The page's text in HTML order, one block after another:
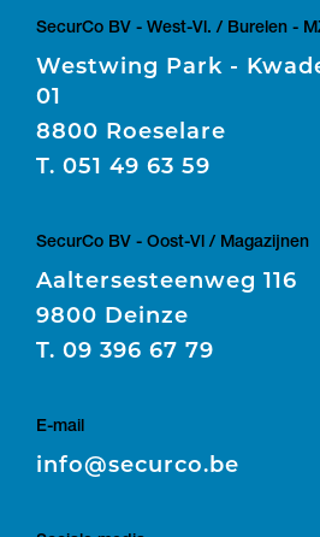
SecurCo BV - West-Vl. / Burelen -
Westwing Park -
01
8800 Roeselare
T. 051 49 63 59
SecurCo BV - Oost-Vl / Magazijnen
Aaltersesteenweg 116
9800 Deinze
T. 09 396 67 79
E-mail
E
info@securco.be